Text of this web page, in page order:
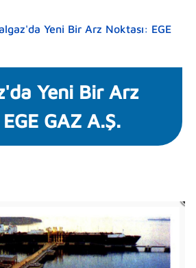
Yeni Bir Arz Noktası: EGE
Yeni Bir Arz
GAZ A.Ş.